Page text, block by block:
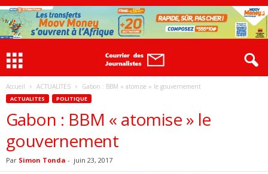
Accueil ACTUALITES Gabon : BBM « atomise » le gouvernement
ACTUALITES POLITIQUE
Gabon : BBM « atomise » le
gouvernement
Par Simon Tonda - juin 23, 2017